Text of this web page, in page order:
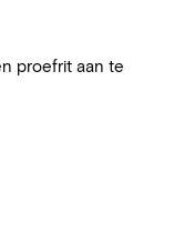
proefrit aan te